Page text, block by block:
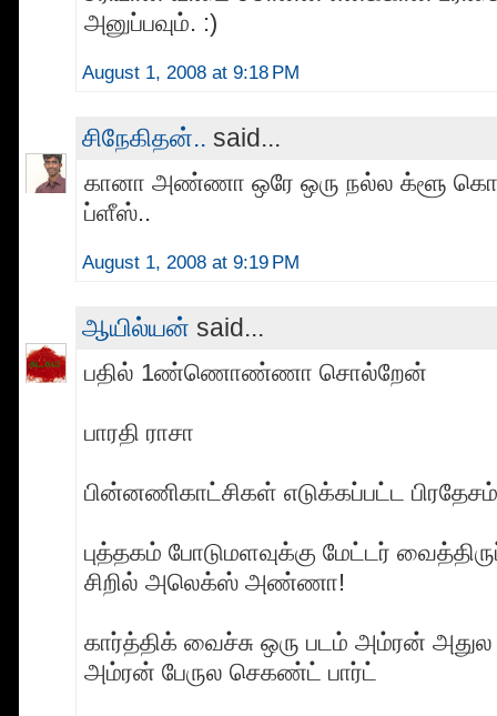
அனுப்பவும். :)
August 1, 2008 at 9:18 PM
சிநேகிதன்.. said...
கானா அண்ணா ஒரே ஒரு நல்ல க்ளூ
ப்ளீஸ்..
August 1, 2008 at 9:19 PM
ஆயில்யன் said...
பதில் 1ண்ணொண்ணா சொல்றேன்
பாரதி ராசா
பின்னணிகாட்சிகள் எடுக்கப்பட்ட
புத்தகம் போடுமளவுக்கு மேட்டர்
சிறில் அலெக்‌ஸ் அண்ணா!
கார்த்திக் வைச்சு ஒரு படம் அம்ரன்
அம்ரன் பேருல செகண்ட் பார்ட்